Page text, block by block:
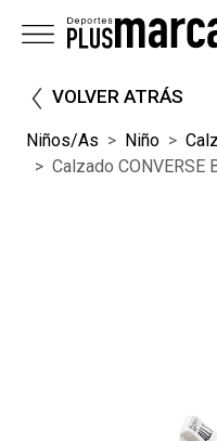
VOLVER ATRÁS
Niños/as Niño
Calzado CONVERSE